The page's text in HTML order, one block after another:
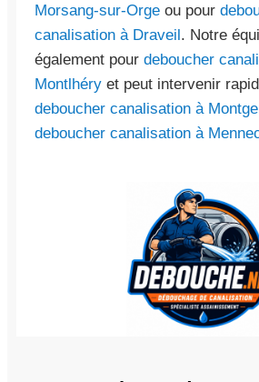
Morsang-sur-Orge ou pour
canalisation à Draveil. Notre
également pour deboucher
Montlhéry et peut intervenir
deboucher canalisation à
deboucher canalisation à